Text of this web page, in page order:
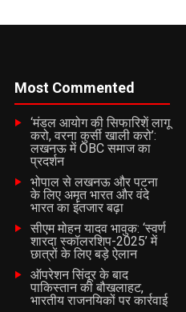
Most Commented
‘मंडल आयोग की सिफारिशें लागू
करो, वरना कुर्सी खाली करो’:
लखनऊ में OBC समाज का
प्रदर्शन
भोपाल से लखनऊ और पटना
के लिए अमृत भारत और वंदे
भारत का इंतजार बढ़ा
सीएम मोहन यादव भावुक: ‘स्वर्ण
शारदा स्कॉलरशिप-2025’ में
छात्रों के लिए बड़े ऐलान
ऑपरेशन सिंदूर के बाद
पाकिस्तान की बौखलाहट,
भारतीय राजनयिकों पर कार्रवाई